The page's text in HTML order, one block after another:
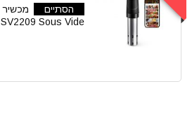
הסתיים
SV2209 Sous Vide סו-ויד